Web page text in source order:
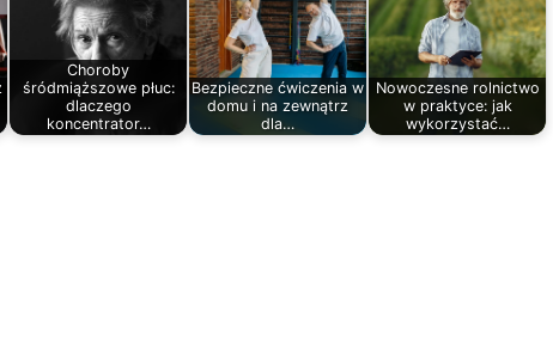
Choroby
śródmiąższowe płuc:
dlaczego
koncentrator…
Bezpieczne ćwiczenia w
domu i na zewnątrz
dla…
Nowoczesne rolnictwo
w praktyce: jak
wykorzystać…